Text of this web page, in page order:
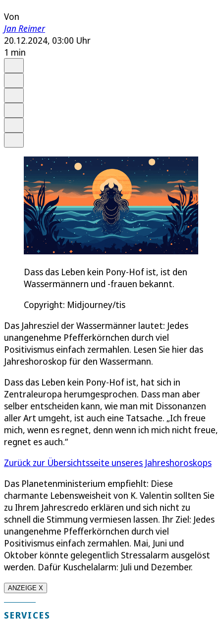
Von
Jan Reimer
20.12.2024, 03:00 Uhr
1 min
Dass das Leben kein Pony-Hof ist, ist den
Wassermännern und -frauen bekannt.
Copyright: Midjourney/tis
Das Jahresziel der Wassermänner lautet: Jedes
unangenehme Pfefferkörnchen durch viel
Positivismus einfach zermahlen. Lesen Sie hier das
Jahreshoroskop für den Wassermann.
Dass das Leben kein Pony-Hof ist, hat sich in
Zentraleuropa herumgesprochen. Dass man aber
selber entscheiden kann, wie man mit Dissonanzen
aller Art umgeht, ist auch eine Tatsache. „Ich freue
mich, wenn es regnet, denn wenn ich mich nicht freue,
regnet es auch.“
Zurück zur Übersichtsseite unseres Jahreshoroskops
Das Planetenministerium empfiehlt: Diese
charmante Lebensweisheit von K. Valentin sollten Sie
zu Ihrem Jahrescredo erklären und sich nicht zu
schnell die Stimmung vermiesen lassen. Ihr Ziel: Jedes
unangenehme Pfefferkörnchen durch viel
Positivismus einfach zermahlen. Mai, Juni und
Oktober könnte gelegentlich Stressalarm ausgelöst
werden. Dafür Kuschelalarm: Juli und Dezember.
ANZEIGE X
SERVICES